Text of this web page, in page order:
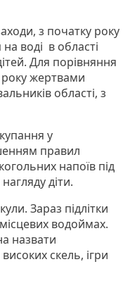
з початку року
воді в області
Для порівняння
жертвами
області, з
у
правил
напоїв під
діти.
Зараз підлітки
водоймах.
назвати
скель, ігри